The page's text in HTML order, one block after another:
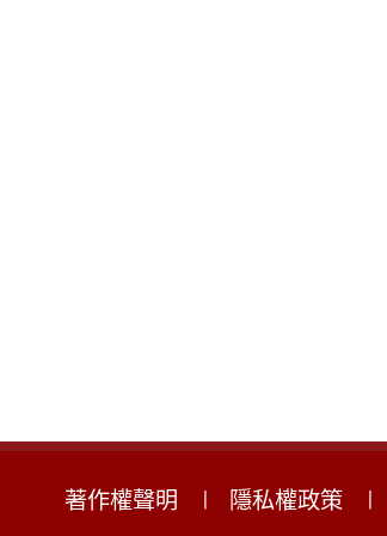
著作權聲明 隱私權政策